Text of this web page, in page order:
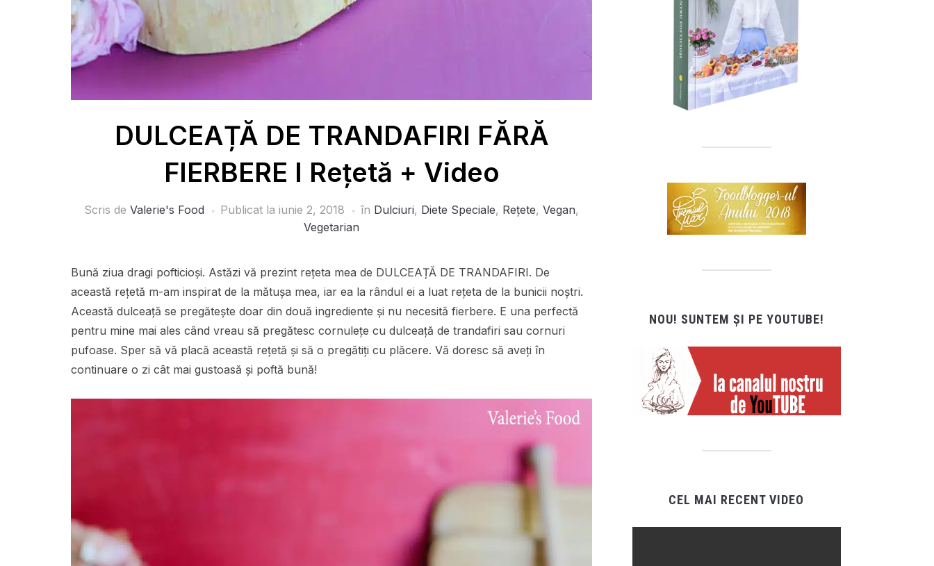
DULCEAȚĂ DE TRANDAFIRI FĂRĂ
FIERBERE I Rețetă + Video
Scris de Valerie's Food Publicat la iunie 2, 2018 în Dulciuri, Diete Speciale, Rețete, Vegan,
Vegetarian
Bună ziua dragi pofticioși. Astăzi vă prezint rețeta mea de DULCEAȚĂ DE TRANDAFIRI. De
această rețetă m-am inspirat de la mătușa mea, iar ea la rândul ei a luat rețeta de la bunicii noștri.
Această dulceață se pregătește doar din două ingrediente și nu necesită fierbere. E una perfectă
pentru mine mai ales când vreau să pregătesc cornulețe cu dulceață de trandafiri sau cornuri
pufoase. Sper să vă placă această rețetă și să o pregătiți cu plăcere. Vă doresc să aveți în
continuare o zi cât mai gustoasă și poftă bună!
NOU! SUNTEM ȘI PE YOUTUBE!
CEL MAI RECENT VIDEO